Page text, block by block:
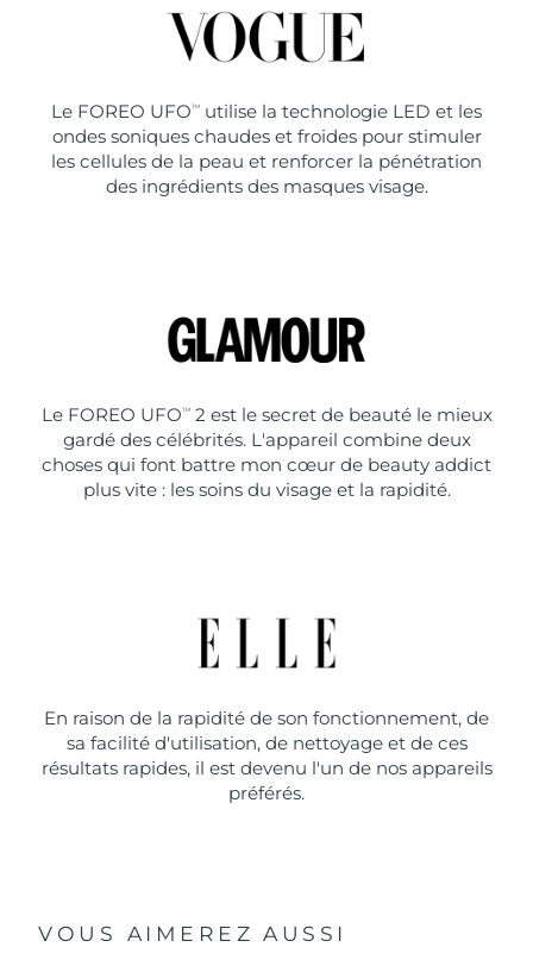
Le FOREO UFO TM
utilise la technologie LED et les
ondes soniques chaudes et froides pour stimuler
les cellules de la peau et renforcer la pénétration
des ingrédients des masques visage.
Le FOREO UFO TM2 est le secret de beauté le mieux
gardé des célébrités. L'appareil combine deux
choses qui font battre mon cœur de beauty addict
plus vite : les soins du visage et la rapidité.
En raison de la rapidité de son fonctionnement, de
sa facilité d'utilisation, de nettoyage et de ces
résultats rapides, il est devenu l'un de nos appareils
préférés.
VOUS AIMEREZ AUSSI